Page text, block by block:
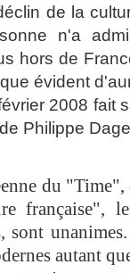
de la
n'a
hors de
évident
2008 fait
Philippe
du
française",
sont
autant